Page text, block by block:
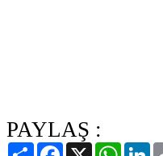
PAYLAŞ :
PaylaşFacebook
X